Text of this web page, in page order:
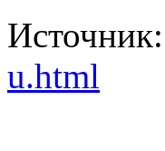
Источник:
u.html